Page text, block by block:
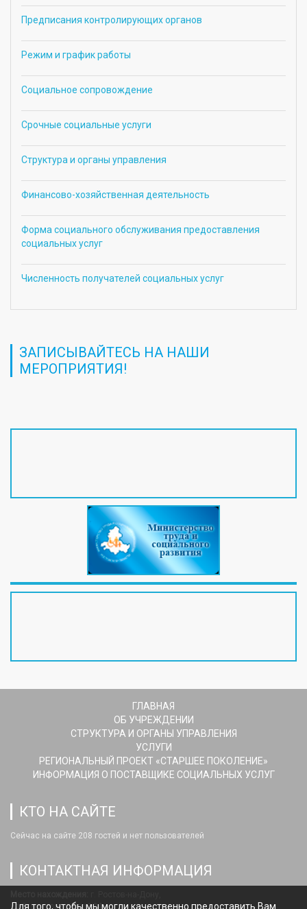
Предписания контролирующих органов
Режим и график работы
Социальное сопровождение
Срочные социальные услуги
Структура и органы управления
Финансово-хозяйственная деятельность
Форма социального обслуживания предоставления
социальных услуг
Численность получателей социальных услуг
ЗАПИСЫВАЙТЕСЬ НА НАШИ
МЕРОПРИЯТИЯ!
ГЛАВНАЯ
ОБ УЧРЕЖДЕНИИ
СТРУКТУРА И ОРГАНЫ УПРАВЛЕНИЯ
УСЛУГИ
РЕГИОНАЛЬНЫЙ ПРОЕКТ «СТАРШЕЕ ПОКОЛЕНИЕ»
ИНФОРМАЦИЯ О ПОСТАВЩИКЕ СОЦИАЛЬНЫХ УСЛУГ
КТО НА САЙТЕ
Сейчас на сайте 208 гостей и нет пользователей
КОНТАКТНАЯ ИНФОРМАЦИЯ
ул.Станиславского,124
Для того, чтобы мы могли качественно предоставить Вам